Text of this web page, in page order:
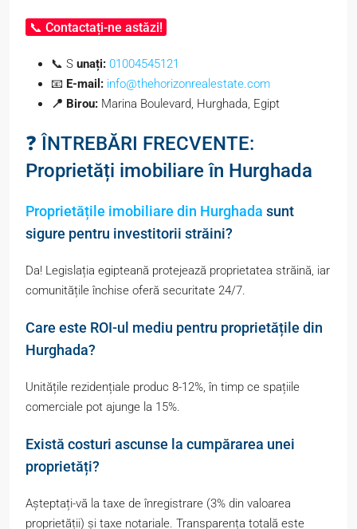
📞 Contactați-ne astăzi!
📞 S unați: 01004545121
📧 E-mail: info@thehorizonrealestate.com
📍 Birou: Marina Boulevard, Hurghada, Egipt
❓ ÎNTREBĂRI FRECVENTE:
Proprietăți imobiliare în Hurghada
Proprietățile imobiliare din Hurghada sunt
sigure pentru investitorii străini?
Da! Legislația egipteană protejează proprietatea străină, iar
comunitățile închise oferă securitate 24/7.
Care este ROI-ul mediu pentru proprietățile din
Hurghada?
Unitățile rezidențiale produc 8-12%, în timp ce spațiile
comerciale pot ajunge la 15%.
Există costuri ascunse la cumpărarea unei
proprietăți?
Așteptați-vă la taxe de înregistrare (3% din valoarea
proprietății) și taxe notariale. Transparența totală este